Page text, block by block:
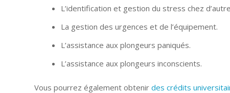
L’identification et gestion du stress chez
La gestion des urgences et de l’équipement.
L’assistance aux plongeurs paniqués.
L’assistance aux plongeurs inconscients.
Vous pourrez également obtenir des crédits